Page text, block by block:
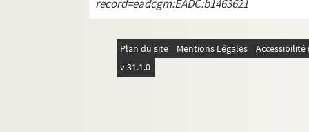
record=eadcgm:EADC:b1463621
Plan du site Mentions Légales
v 31.1.0